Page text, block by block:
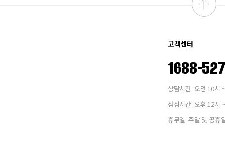
고객센터
1688-
상담시간: 오전 10시
점심시간: 오후 12시
휴무일: 주말 및 공휴